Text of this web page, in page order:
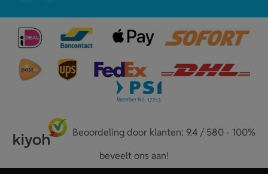
Beoordeling door klanten: 9.4 / 580 - 100%
beveelt ons aan!